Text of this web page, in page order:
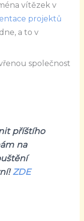
vítězek v
projektů
a to v
společnost
příštího
na
ZDE